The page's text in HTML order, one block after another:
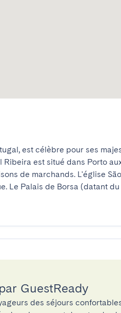
est célèbre pour ses
est situé dans Porto
de marchands. L'église
Le Palais de Borsa (datant
GuestReady
des séjours